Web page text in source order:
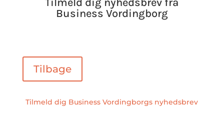
Tilmeld dig nyhedsbrev fra
Business Vordingborg
Tilbage
Tilmeld dig Business Vordingborgs nyhedsbrev